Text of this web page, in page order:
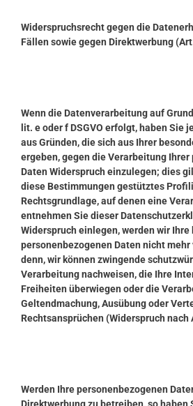
Widerspruchsrecht gegen die
Fällen sowie gegen Direktwerbung
Wenn die Datenverarbeitung auf
lit. e oder f DSGVO erfolgt, haben Sie
aus Gründen, die sich aus Ihrer
ergeben, gegen die Verarbeitung Ihrer
Daten Widerspruch einzulegen; dies
diese Bestimmungen gestütztes
Rechtsgrundlage, auf denen eine
entnehmen Sie dieser
Widerspruch einlegen, werden wir
personenbezogenen Daten nicht
denn, wir können zwingende
Verarbeitung nachweisen, die Ihre
Freiheiten überwiegen oder die
Geltendmachung, Ausübung oder
Rechtsansprüchen (Widerspruch nach
Werden Ihre personenbezogenen